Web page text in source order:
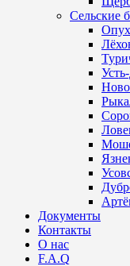
Сельские
Документы
Контакты
О нас
F.A.Q